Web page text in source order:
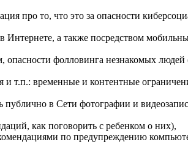
про то, что это за опасности
а также посредством
фолловинга незнакомых людей
и т.п.: временные и контентные
в Сети фотографии и
как поговорить с ребенком о них),
по предупреждению